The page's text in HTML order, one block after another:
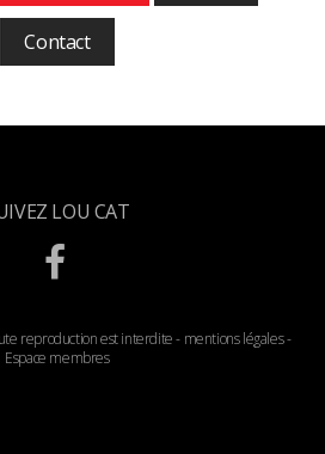
Contact
LOU CAT
reproduction est interdite - mentions légales-
Espace membres